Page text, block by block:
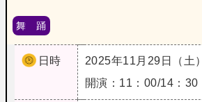
舞 踊
日時
2025年11月29日（土）
開演：11：00/14：30